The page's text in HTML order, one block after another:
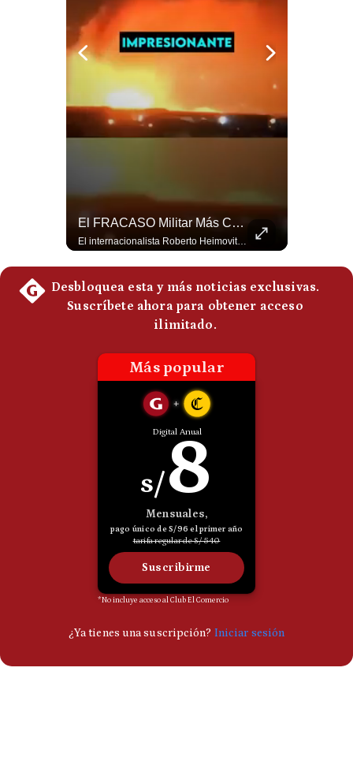
Preguntas
El FRACASO Militar Más Caro De Medio Oriente | #radar24
El internacionalista Roberto Heimovits señaló que Arabia Saudita posee armamento avanzado comprado por decenas de miles de millones de dólares. Sin embargo, recuerda que combatió durante siete años contra los hutíes sin conseguir derrotarlos, pese a la enorme diferencia de poder militar. #ArabiaSaudita #Hutíes #RobertoHeimovits #Geopolítica #Guerra #NoticiasInternacionales #Shorts 👉 Suscríbete y activa la campana para no perderte nuestro análisis diario. 🌎 Síguenos en nuestras redes sociales: 📌 Web oficial: https://gestion.pe/mundo/ 📌 LinkedIn: http://bit.ly/3HYIET0 📌 X (Twitter): http://bit.ly/4noZtX9 📌 TikTok: http://bit.ly/4evB6TO